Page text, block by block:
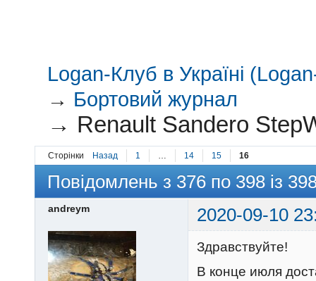
Logan-Клуб в Україні
→ Бортовий журнал
→ Renault Sandero
Сторінки Назад 1 … 14 15 16
Повідомлень з 376 по 398 із
andreym 2020-09-10
Здравствуйте!
В конце июля